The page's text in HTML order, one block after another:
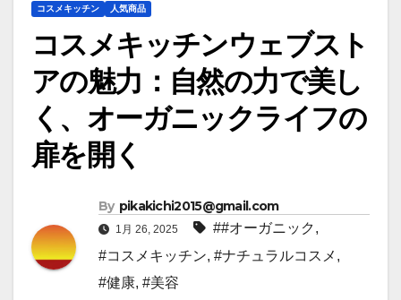
コスメキッチン 人気商品
コスメキッチンウェブスト
アの魅力：自然の力で美し
く、オーガニックライフの
扉を開く
By pikakichi2015@gmail.com
1月 26, 2025 ##オーガニック ,
#コスメキッチン, #ナチュラルコスメ ,
#健康, #美容